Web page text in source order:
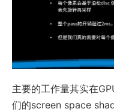
主要的工作量其实在
们的screen space